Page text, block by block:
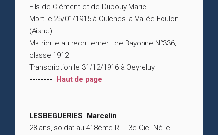
Fils de Clément et de Dupouy Marie
Mort le 25/01/1915 à Oulches-la-Vallée-Foulon
(Aisne)
Matricule au recrutement de Bayonne N°336,
classe 1912
Transcription le 31/12/1916 à Oeyreluy
-------- Haut de page
LESBEGUERIES Marcelin
28 ans, soldat au 418ème R .I. 3e Cie. Né le